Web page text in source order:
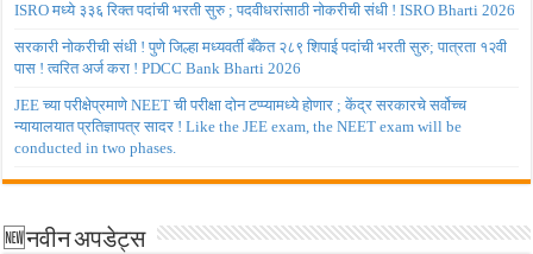
ISRO मध्ये ३३६ रिक्त पदांची भरती सुरु ; पदवीधरांसाठी नोकरीची संधी ! ISRO Bharti 2026
सरकारी नोकरीची संधी ! पुणे जिल्हा मध्यवर्ती बँकेत २८९ शिपाई पदांची भरती सुरु; पात्रता १२वी
पास ! त्वरित अर्ज करा ! PDCC Bank Bharti 2026
JEE च्या परीक्षेप्रमाणे NEET ची परीक्षा दोन टप्प्यामध्ये होणार ; केंद्र सरकारचे सर्वोच्च
न्यायालयात प्रतिज्ञापत्र सादर ! Like the JEE exam, the NEET exam will be
conducted in two phases.
🆕नवीन अपडेट्स